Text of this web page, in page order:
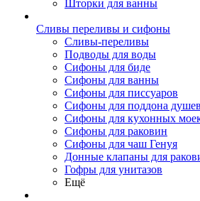
Шторки для ванны
Сливы переливы и сифоны
Сливы-переливы
Подводы для воды
Сифоны для биде
Сифоны для ванны
Сифоны для писсуаров
Сифоны для поддона
Сифоны для кухонных
Сифоны для раковин
Сифоны для чаш Генуя
Донные клапаны для
Гофры для унитазов
Ещё